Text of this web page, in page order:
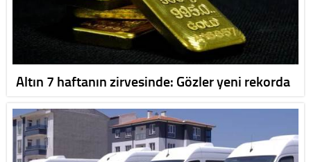
Altın 7 haftanın zirvesinde: Gözler yeni rekorda